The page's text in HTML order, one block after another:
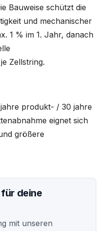
Bauweise schützt die
und mechanischer
1 % im 1. Jahr, danach
Zellstring.
produkt- / 30 jahre
eignet sich
größere
deine
mit unseren